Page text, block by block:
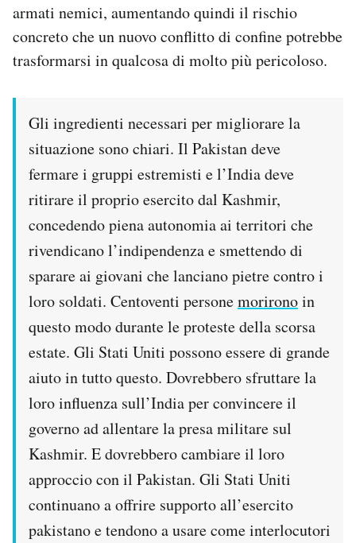
armati nemici, aumentando quindi il rischio
concreto che un nuovo conflitto di confine potrebbe
trasformarsi in qualcosa di molto più pericoloso.
Gli ingredienti necessari per migliorare la
situazione sono chiari. Il Pakistan deve
fermare i gruppi estremisti e l’India deve
ritirare il proprio esercito dal Kashmir,
concedendo piena autonomia ai territori che
rivendicano l’indipendenza e smettendo di
sparare ai giovani che lanciano pietre contro i
loro soldati. Centoventi personemorironoin
questo modo durante le proteste della scorsa
estate. Gli Stati Uniti possono essere di grande
aiuto in tutto questo. Dovrebbero sfruttare la
loro influenza sull’India per convincere il
governo ad allentare la presa militare sul
Kashmir. E dovrebbero cambiare il loro
approccio con il Pakistan. Gli Stati Uniti
continuano a offrire supporto all’esercito
pakistano e tendono a usare come interlocutori